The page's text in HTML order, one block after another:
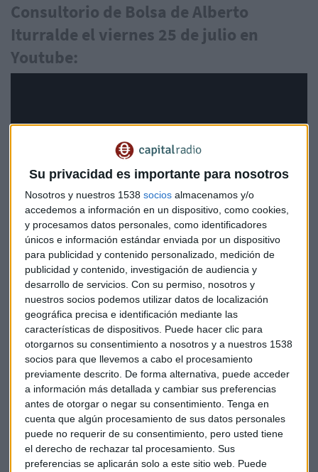
Su privacidad es importante para nosotros
Nosotros y nuestros 1538 socios almacenamos y/o
accedemos a información en un dispositivo, como cookies,
y procesamos datos personales, como identificadores
únicos e información estándar enviada por un dispositivo
para publicidad y contenido personalizado, medición de
publicidad y contenido, investigación de audiencia y
desarrollo de servicios. Con su permiso, nosotros y
nuestros socios podemos utilizar datos de localización
geográfica precisa e identificación mediante las
características de dispositivos. Puede hacer clic para
otorgarnos su consentimiento a nosotros y a nuestros 1538
socios para que llevemos a cabo el procesamiento
previamente descrito. De forma alternativa, puede acceder
a información más detallada y cambiar sus preferencias
antes de otorgar o negar su consentimiento. Tenga en
cuenta que algún procesamiento de sus datos personales
puede no requerir de su consentimiento, pero usted tiene
el derecho de rechazar tal procesamiento. Sus
preferencias se aplicarán solo a este sitio web. Puede
Consultorio de Bolsa de Alberto
Iturralde el viernes 25 de julio en
Youtube:
Plan de Sabadell a 2027: ROTE del 16%
y 6.300 millones en dividendos